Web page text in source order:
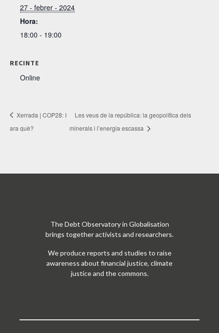
27 - febrer - 2024
Hora:
18:00 - 19:00
RECINTE
Online
Xerrada | COP28: I
ara què?
Les veus de la república: la geopolítica dels
minerals i l’energia escassa
The Debt Observatory in Globalisation
brings together activists and researchers.
We produce reports and studies to raise
awareness about financial justice, climate
justice and the commons.